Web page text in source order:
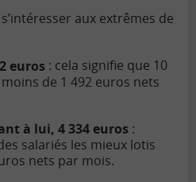
aux extrêmes de
euros : cela signifie que 10
de 1 492 euros nets
à lui, 4 334 euros :
salariés les mieux lotis
nets par mois.